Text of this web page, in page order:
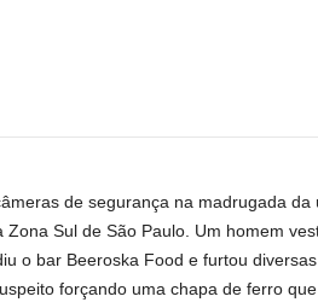
de segurança na madrugada da
Sul de São Paulo. Um homem
o bar Beeroska Food e furtou
forçando uma chapa de ferro